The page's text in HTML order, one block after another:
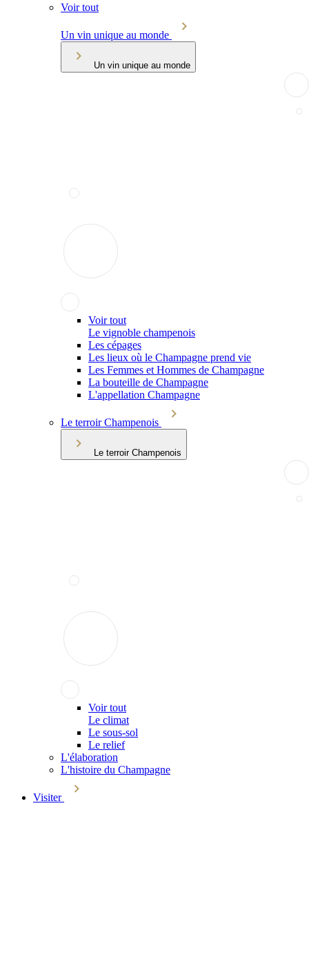
Voir tout
Un vin unique au monde
Un vin unique au monde
Voir tout
Le vignoble champenois
Les cépages
Les lieux où le Champagne prend vie
Les Femmes et Hommes de Champagne
La bouteille de Champagne
L'appellation Champagne
Le terroir Champenois
Le terroir Champenois
Voir tout
Le climat
Le sous-sol
Le relief
L'élaboration
L'histoire du Champagne
Visiter